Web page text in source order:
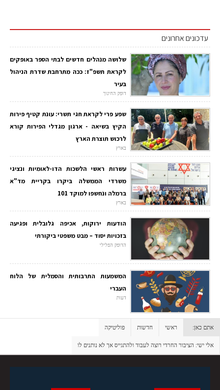
עדכונים אחרונים
שלושה מנהלים חדשים לבתי הספר באופקים
לקראת תשפ"ז: ככה מתרחבת שדרת הניהול
בעיר
דופק החינוך
שפע פרי לקראת חגי תשרי: עונת קטיף פירות
הקיץ בשיאה - ארגון מגדלי הפירות קורא
לרכוש תוצרת הארץ
בארץ
עשרות ראשי הלשכות הדו-לאומיות ונציגי
משרדי הממשלה ביקרו בקריית מד"א
ברמלה ונחשפו למוקד 101
בארץ
הודעות ירוקות, אכיפה גלובלית ופגיעה
בזכויות יסוד – מבט משפטי ביקורתי
הדופק הפלילי
המשמעות התרבותית והסמלית של הלוח
העברי
דעות
אתם כאן: ראשי חדשות פוליטיקה
אלי ישי: הציבור החרדי רוצה לעבוד ולהתגייס אך לא נותנים לו